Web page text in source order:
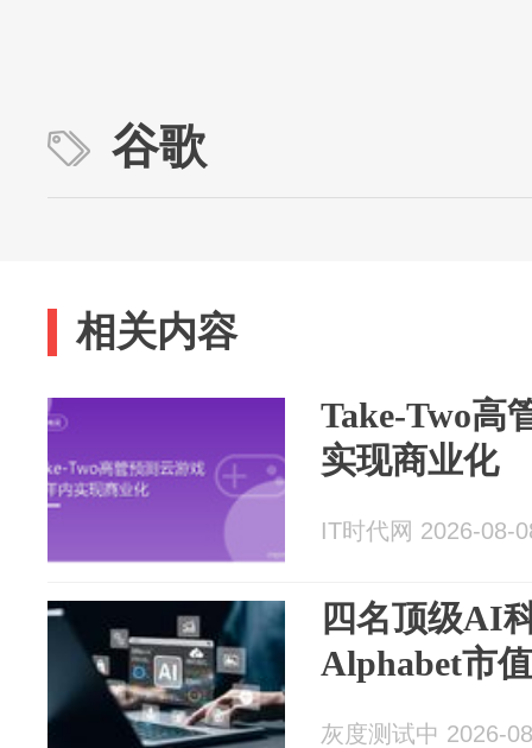
谷歌
相关内容
Take-Two高
实现商业化
IT时代网 2026-08-
四名顶级AI
Alphabet市
灰度测试中 2026-